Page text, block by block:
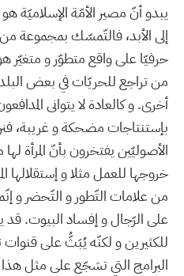
يبدو أنّ مصير الأمّة الإسلاميّة
إلى الأبد، فالتّمسّك بمجموعة
حرفيّا على واقع متطوّر و متغيّر
من تراجع للحريّات في بعض
أخرى. و كالعادة لا يتوانى
بإستنتاجات مضحكة و غريبة،
الأصوليّين يفتخرون بأنّ المرأة
خروجها للعمل مثلا و
من علامات التّطور و التّحضر و
على الرّجال و إفساد البيوت. قد
للكثيرين و لكنّه يُبَثُّ على
البرامج التي تشجّع على مثل هذا